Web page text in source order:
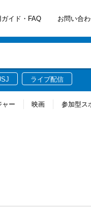
ガイド・FAQ お問い合
ライブ配信
ャー 映画 参加型ス